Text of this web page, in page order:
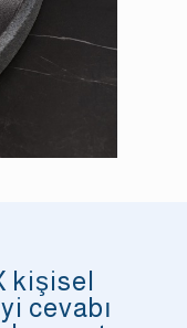
kişisel
cevabı